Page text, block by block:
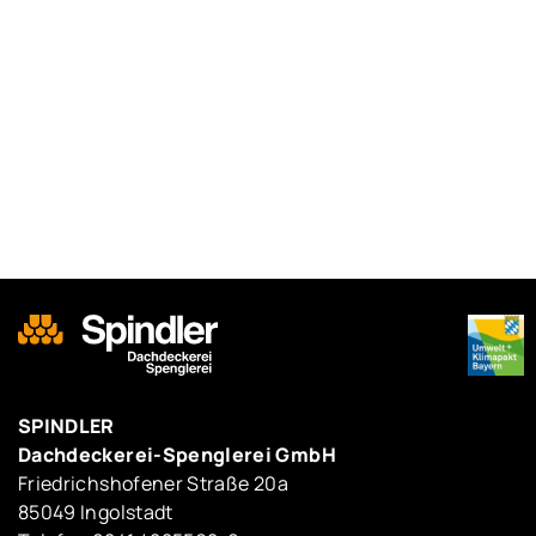
SPINDLER
Dachdeckerei-Spenglerei GmbH
Friedrichshofener Straße 20a
85049 Ingolstadt